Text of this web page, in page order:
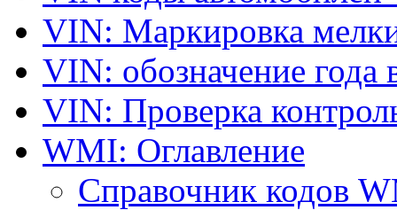
VIN: Маркировка
VIN: обозначение года
VIN: Проверка
WMI: Оглавление
Справочник кодов